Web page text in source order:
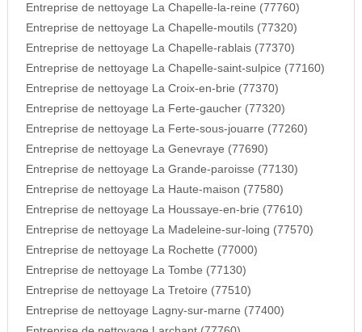
Entreprise de nettoyage La Chapelle-la-reine (77760)
Entreprise de nettoyage La Chapelle-moutils (77320)
Entreprise de nettoyage La Chapelle-rablais (77370)
Entreprise de nettoyage La Chapelle-saint-sulpice (77160)
Entreprise de nettoyage La Croix-en-brie (77370)
Entreprise de nettoyage La Ferte-gaucher (77320)
Entreprise de nettoyage La Ferte-sous-jouarre (77260)
Entreprise de nettoyage La Genevraye (77690)
Entreprise de nettoyage La Grande-paroisse (77130)
Entreprise de nettoyage La Haute-maison (77580)
Entreprise de nettoyage La Houssaye-en-brie (77610)
Entreprise de nettoyage La Madeleine-sur-loing (77570)
Entreprise de nettoyage La Rochette (77000)
Entreprise de nettoyage La Tombe (77130)
Entreprise de nettoyage La Tretoire (77510)
Entreprise de nettoyage Lagny-sur-marne (77400)